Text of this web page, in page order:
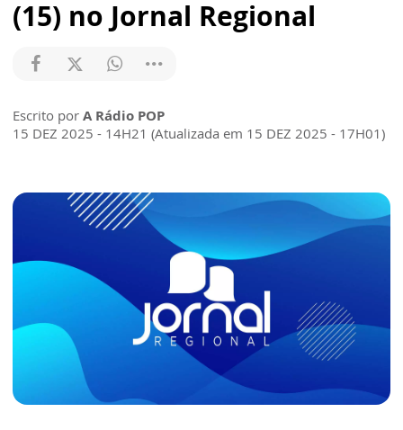
(15) no Jornal Regional
Escrito por A Rádio POP
15 DEZ 2025 - 14H21 (Atualizada em 15 DEZ 2025 - 17H01)